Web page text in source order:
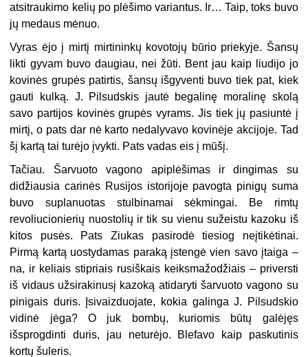
atsitraukimo kelių po plėšimo variantus. Ir… Taip, toks buvo
jų medaus mėnuo.
Vyras ėjo į mirtį mirtininkų kovotojų būrio priekyje. Šansų
likti gyvam buvo daugiau, nei žūti. Bent jau kaip liudijo jo
kovinės grupės patirtis, šansų išgyventi buvo tiek pat, kiek
gauti kulką. J. Pilsudskis jautė begalinę moralinę skolą
savo partijos kovinės grupės vyrams. Jis tiek jų pasiuntė į
mirtį, o pats dar nė karto nedalyvavo kovinėje akcijoje. Tad
šį kartą tai turėjo įvykti. Pats vadas eis į mūšį.
Tačiau. Šarvuoto vagono apiplėšimas ir dingimas su
didžiausia carinės Rusijos istorijoje pavogta pinigų suma
buvo suplanuotas stulbinamai sėkmingai. Be rimtų
revoliucionierių nuostolių ir tik su vienu sužeistu kazoku iš
kitos pusės. Pats Ziukas pasirodė tiesiog neįtikėtinai.
Pirmą kartą uostydamas paraką įstengė vien savo įtaiga –
na, ir keliais stipriais rusiškais keiksmažodžiais – priversti
iš vidaus užsirakinusį kazoką atidaryti šarvuoto vagono su
pinigais duris. Įsivaizduojate, kokia galinga J. Pilsudskio
vidinė jėga? O juk bombų, kuriomis būtų galėjęs
išsprogdinti duris, jau neturėjo. Blefavo kaip paskutinis
kortų šuleris.